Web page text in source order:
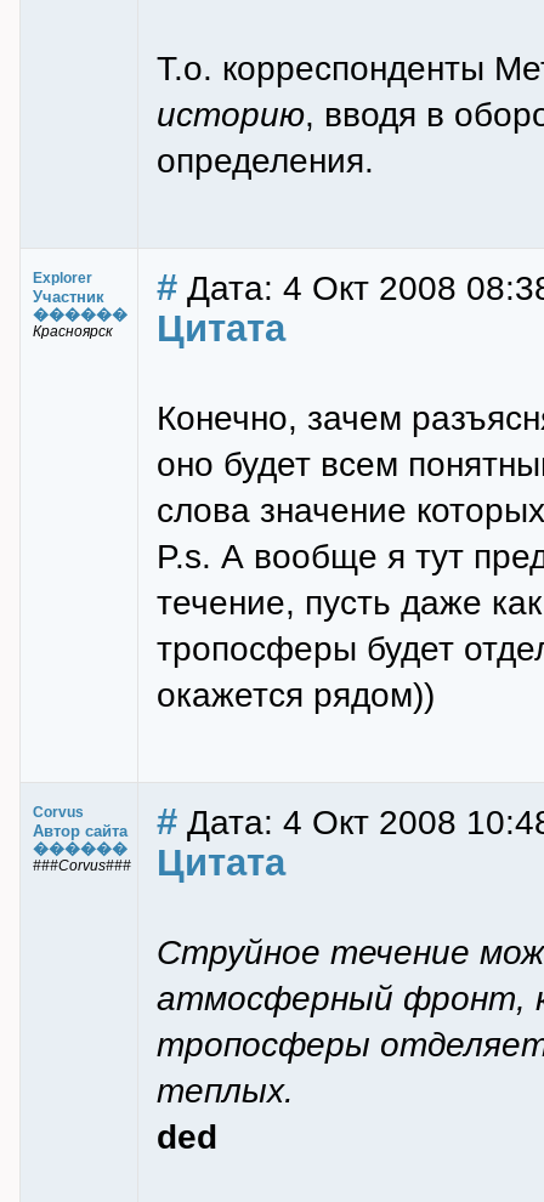
Т.о. корреспонденты
историю, вводя в
определения.
Explorer
Участник
������
Красноярск
# Дата: 4 Окт 2008
Цитата
Конечно, зачем
оно будет всем
слова значение
P.s. А вообще я тут
течение, пусть даже
тропосферы будет
окажется рядом))
Corvus
Автор сайта
������
###Corvus###
# Дата: 4 Окт 2008
Цитата
Струйное течение
атмосферный фронт,
тропосферы
теплых.
ded